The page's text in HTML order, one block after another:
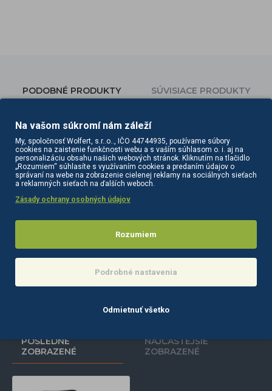
PODOBNÉ PRODUKTY SÚVISIACE PRODUKTY
277,30€ 277,30€
POSLEDNE
ZOBRAZENÉ
NAJČASTEJŠIE
ZOBRAZENÉ
Na vašom súkromí nám záleží
My, spoločnosť Wolfert, s.r..o.., IČO 44744935, používame súbory
cookies na zaistenie funkčnosti webu a s vaším súhlasom o. i. aj na
personalizáciu obsahu našich webových stránok. Kliknutím na tlačidlo
„Rozumiem“ súhlasíte s využívaním cookies a predaním údajov o
správaní na webe na zobrazenie cielenej reklamy na sociálnych sieťach
a reklamných sieťach na ďalších weboch.
Zásady ochrany osobných údajov
Rozumiem
Podrobné nastavenia
Odmietnuť všetko